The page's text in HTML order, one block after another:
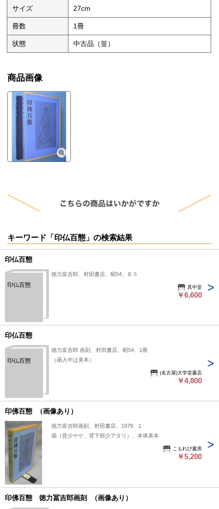
サイズ 27cm
冊数 1冊
状態 中古品（並）
商品画像
キーワード「印仏百態」の検索結果
印仏百態
印仏百態
徳力富吉郎、村田書店、昭54、Ｂ５
其中堂
￥6,600
印仏百態
印仏百態
徳力富吉郎 画刻、村田書店、昭54、1冊
（函入中は美本）
(名古屋)大学堂書店
￥4,800
印佛百態 （画像あり）
徳力富吉郎画刻、村田書店、1979、1
函（背少ヤケ、背下部少アタリ）、本体美本
こもれび書房
￥5,200
印佛百態 徳力冨吉郎画刻 （画像あり）